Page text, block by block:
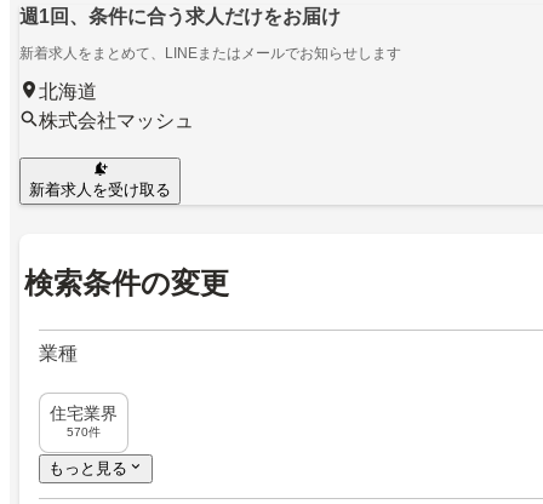
週1回、条件に合う求人だけをお届け
新着求人をまとめて、LINEまたはメールでお知らせします
北海道
株式会社マッシュ
新着求人を受け取る
検索条件の変更
業種
住宅業界
570件
もっと見る